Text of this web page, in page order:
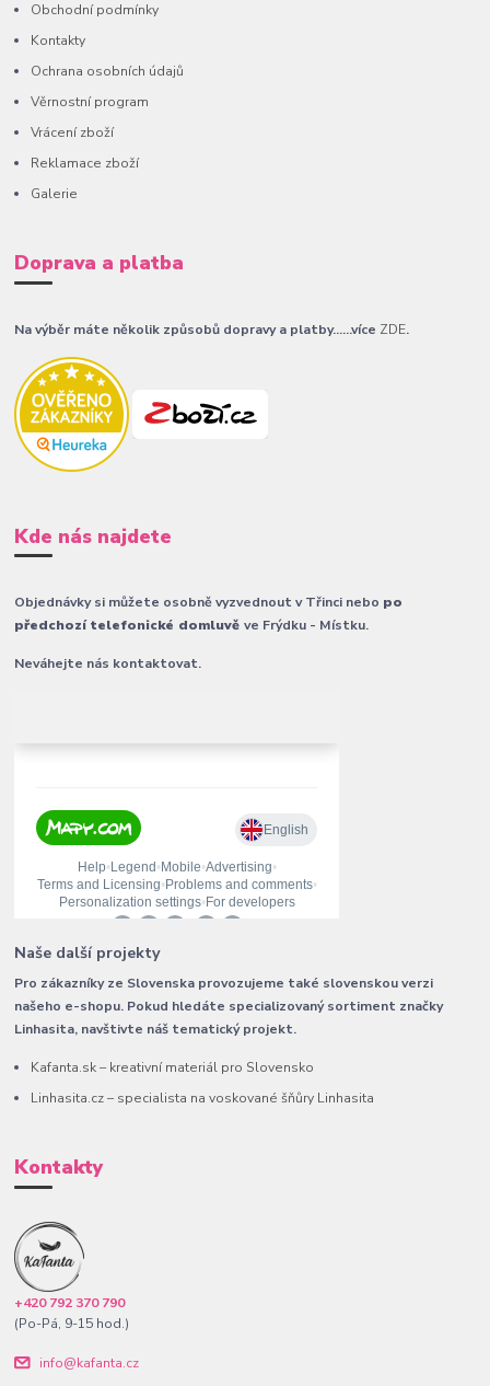
Obchodní podmínky
Kontakty
Ochrana osobních údajů
Věrnostní program
Vrácení zboží
Reklamace zboží
Galerie
Doprava a platba
Na výběr máte několik způsobů dopravy a platby......více ZDE.
Kde nás najdete
Objednávky si můžete osobně vyzvednout v Třinci nebo po
předchozí telefonické domluvěve Frýdku - Místku.
Neváhejte nás kontaktovat.
Naše další projekty
Pro zákazníky ze Slovenska provozujeme také slovenskou verzi
našeho e-shopu. Pokud hledáte specializovaný sortiment značky
Linhasita, navštivte náš tematický projekt.
Kafanta.sk – kreativní materiál pro Slovensko
Linhasita.cz – specialista na voskované šňůry Linhasita
Kontakty
+420 792 370 790
(Po-Pá, 9-15 hod.)
info@kafanta.cz